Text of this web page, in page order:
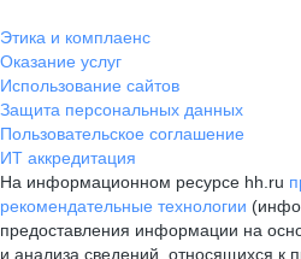
Этика и комплаенс
Оказание услуг
Использование сайтов
Защита персональных данных
Пользовательское соглашение
ИТ аккредитация
На информационном ресурсе hh.ru
рекомендательные технологии
предоставления информации на
и анализа сведений, относящихся к